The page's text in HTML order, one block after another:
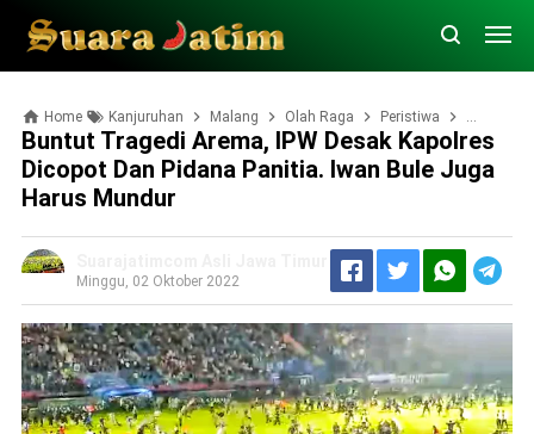
Home Kanjuruhan Malang Olah Raga Peristiwa Polda
Buntut Tragedi Arema, IPW Desak Kapolres
Dicopot Dan Pidana Panitia. Iwan Bule Juga
Harus Mundur
Minggu, 02 Oktober 2022